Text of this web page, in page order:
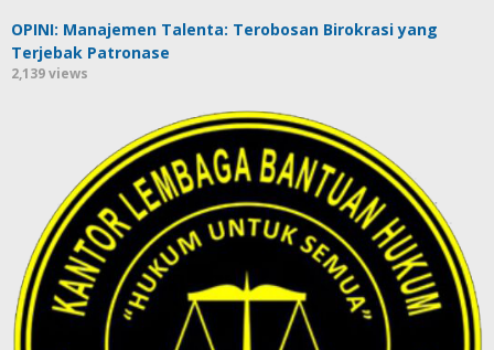
OPINI: Manajemen Talenta: Terobosan Birokrasi yang
Terjebak Patronase
2,139 views